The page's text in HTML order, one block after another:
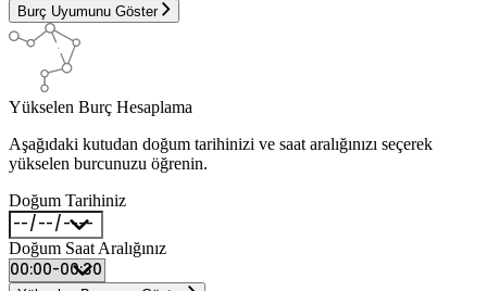
Burç Uyumunu Göster
Yükselen Burç Hesaplama
Aşağıdaki kutudan doğum tarihinizi ve saat aralığınızı seçerek
yükselen burcunuzu öğrenin.
Doğum Tarihiniz
Doğum Saat Aralığınız